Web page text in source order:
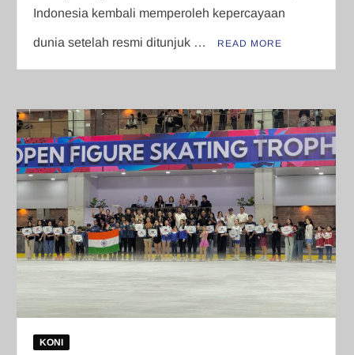
Indonesia kembali memperoleh kepercayaan
dunia setelah resmi ditunjuk … READ MORE
KONI